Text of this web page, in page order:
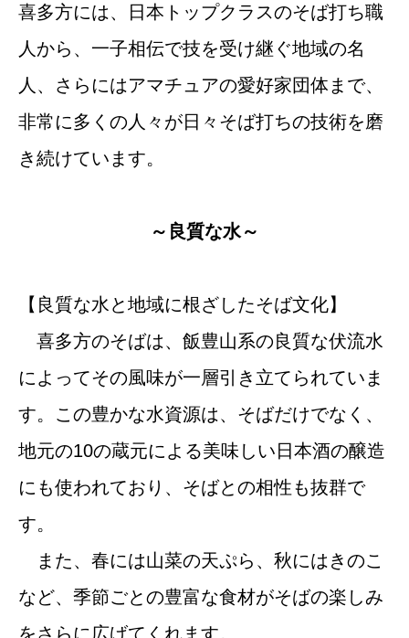
喜多方には、日本トップクラスのそば打ち職
人から、一子相伝で技を受け継ぐ地域の名
人、さらにはアマチュアの愛好家団体まで、
非常に多くの人々が日々そば打ちの技術を磨
き続けています。
～良質な水～
【良質な水と地域に根ざしたそば文化】
喜多方のそばは、飯豊山系の良質な伏流水
によってその風味が一層引き立てられていま
す。この豊かな水資源は、そばだけでなく、
地元の10の蔵元による美味しい日本酒の醸造
にも使われており、そばとの相性も抜群で
す。
また、春には山菜の天ぷら、秋にはきのこ
など、季節ごとの豊富な食材がそばの楽しみ
をさらに広げてくれます。